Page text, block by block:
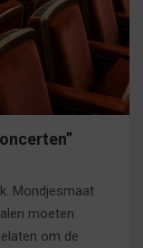
Mondjesmaat
moeten
om de